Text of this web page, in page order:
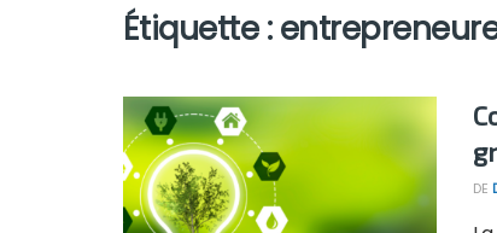
Étiquette :
DE